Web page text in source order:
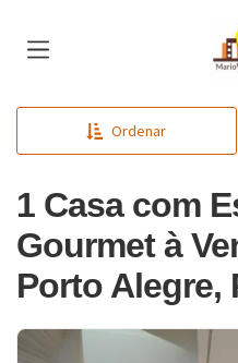
Ordenar
1 Casa com
Gourmet à
Porto Alegre,